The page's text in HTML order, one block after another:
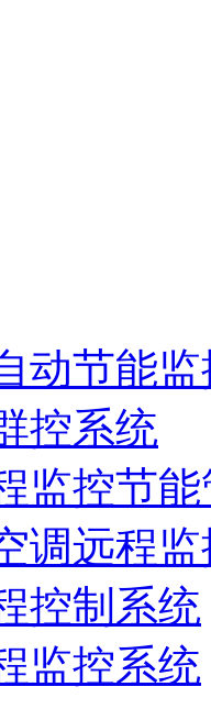
动节能
控系统
监控节
调远程
控制系统
监控系统